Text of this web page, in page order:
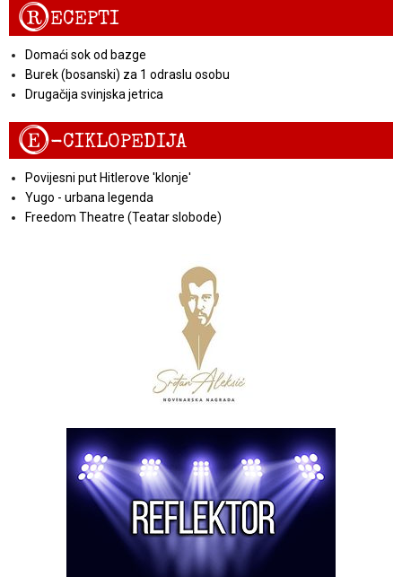
RECEPTI
Domaći sok od bazge
Burek (bosanski) za 1 odraslu osobu
Drugačija svinjska jetrica
E-CIKLOPEDIJA
Povijesni put Hitlerove 'klonje'
Yugo - urbana legenda
Freedom Theatre (Teatar slobode)